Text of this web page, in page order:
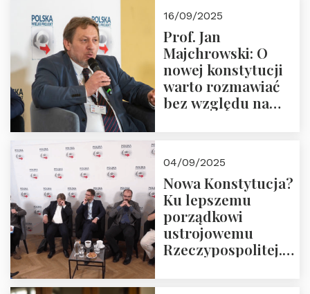
16/09/2025
Prof. Jan
Majchrowski: O
nowej konstytucji
warto rozmawiać
bez względu na
04/09/2025
Nowa Konstytucja?
Ku lepszemu
porządkowi
ustrojowemu
Rzeczypospolitej.